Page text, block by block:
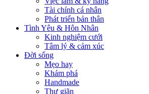
Tài chính cá nhân
Phát triển bản thân
Tình Yêu & Hôn Nhân
Kinh nghiệm cưới
Tâm lý & cảm xúc
Đời sống
Mẹo hay
Khám phá
Handmade
Thư giãn